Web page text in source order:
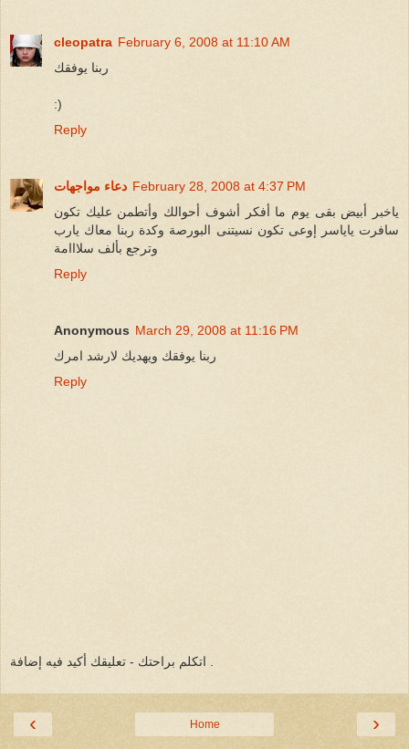
cleopatra February 6, 2008 at 11:10 AM
ربنا يوفقك
:)
Reply
دعاء مواجهات February 28, 2008 at 4:37 PM
ياخبر أبيض بقى يوم ما أفكر أشوف أحوالك وأتطمن عليك تكون
سافرت ياياسر إوعى تكون نسيتنى البورصة وكدة ربنا معاك يارب
وترجع بألف سلااامة
Reply
Anonymous March 29, 2008 at 11:16 PM
ربنا يوفقك ويهديك لارشد امرك
Reply
‹ ›
Home